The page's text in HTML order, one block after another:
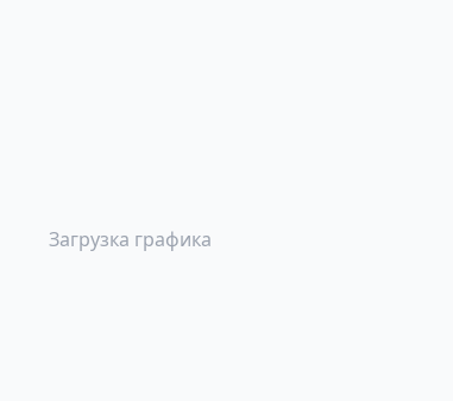
Загрузка графика